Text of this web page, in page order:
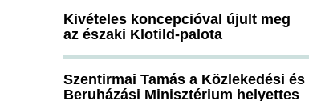
Kivételes koncepcióval újult meg
az északi Klotild-palota
Szentirmai Tamás a Közlekedési és
Beruházási Minisztérium helyettes